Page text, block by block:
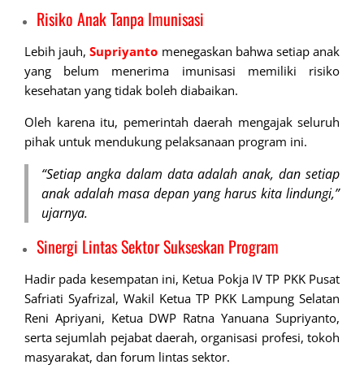
Risiko Anak Tanpa Imunisasi
Lebih jauh,Supriyanto menegaskan bahwa setiap anak
yang belum menerima imunisasi memiliki risiko
kesehatan yang tidak boleh diabaikan.
Oleh karena itu, pemerintah daerah mengajak seluruh
pihak untuk mendukung pelaksanaan program ini.
“Setiap angka dalam data adalah anak, dan setiap
anak adalah masa depan yang harus kita lindungi,”
ujarnya.
Sinergi Lintas Sektor Sukseskan Program
Hadir pada kesempatan ini, Ketua Pokja IV TP PKK Pusat
Safriati Syafrizal, Wakil Ketua TP PKK Lampung Selatan
Reni Apriyani, Ketua DWP Ratna Yanuana Supriyanto,
serta sejumlah pejabat daerah, organisasi profesi, tokoh
masyarakat, dan forum lintas sektor.